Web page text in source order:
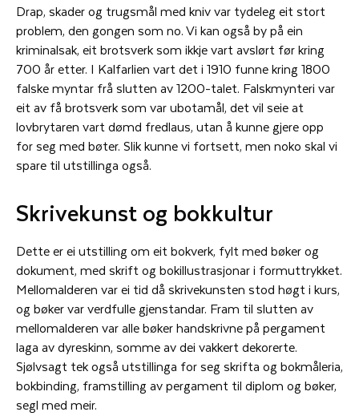
Drap, skader og trugsmål med kniv var tydeleg eit stort
problem, den gongen som no. Vi kan også by på ein
kriminalsak, eit brotsverk som ikkje vart avslørt før kring
700 år etter. I Kalfarlien vart det i 1910 funne kring 1800
falske myntar frå slutten av 1200-talet. Falskmynteri var
eit av få brotsverk som var ubotamål, det vil seie at
lovbrytaren vart dømd fredlaus, utan å kunne gjere opp
for seg med bøter. Slik kunne vi fortsett, men noko skal vi
spare til utstillinga også.
Skrivekunst og bokkultur
Dette er ei utstilling om eit bokverk, fylt med bøker og
dokument, med skrift og bokillustrasjonar i formuttrykket.
Mellomalderen var ei tid då skrivekunsten stod høgt i kurs,
og bøker var verdfulle gjenstandar. Fram til slutten av
mellomalderen var alle bøker handskrivne på pergament
laga av dyreskinn, somme av dei vakkert dekorerte.
Sjølvsagt tek også utstillinga for seg skrifta og bokmåleria,
bokbinding, framstilling av pergament til diplom og bøker,
segl med meir.